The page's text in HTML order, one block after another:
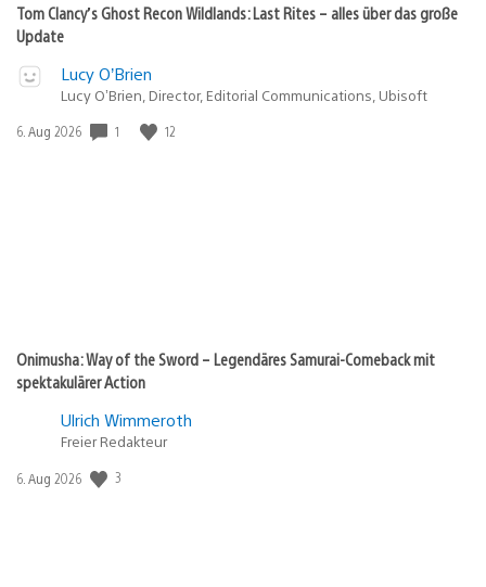
Tom Clancy’s Ghost Recon Wildlands: Last Rites – alles über das große
Update
Lucy O’Brien
Lucy O’Brien, Director, Editorial Communications, Ubisoft
Veröffentlichungsdatum:
6. Aug 2026 1 12
Onimusha: Way of the Sword – Legendäres Samurai-Comeback mit
spektakulärer Action
Ulrich Wimmeroth
Freier Redakteur
Veröffentlichungsdatum:
6. Aug 2026 3